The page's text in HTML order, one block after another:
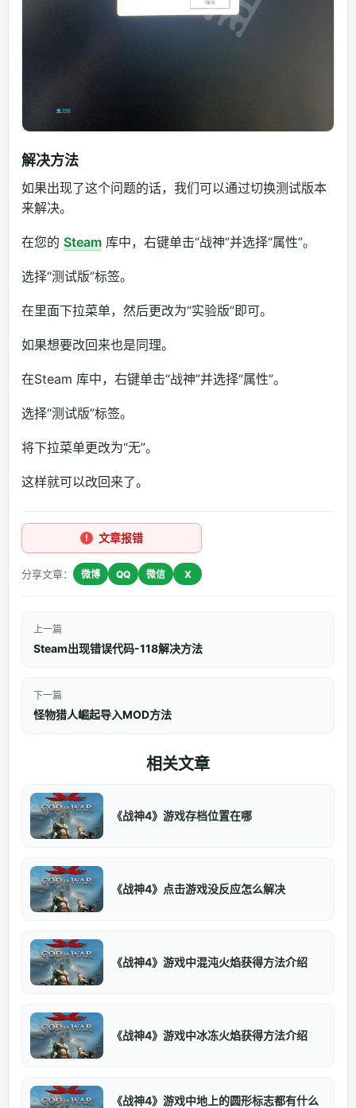
解决方法
如果出现了这个问题的话，我们可以通过切换测试版本
来解决。
在您的 Steam 库中，右键单击“战神”并选择“属性”。
选择“测试版”标签。
在里面下拉菜单，然后更改为“实验版”即可。
如果想要改回来也是同理。
在Steam 库中，右键单击“战神”并选择“属性”。
选择“测试版”标签。
将下拉菜单更改为“无”。
这样就可以改回来了。
文章报错
分享文章： 微博 QQ 微信 X
上一篇
Steam出现错误代码-118解决方法
下一篇
怪物猎人崛起导入MOD方法
相关文章
《战神4》游戏存档位置在哪
《战神4》点击游戏没反应怎么解决
《战神4》游戏中混沌火焰获得方法介绍
《战神4》游戏中冰冻火焰获得方法介绍
《战神4》游戏中地上的圆形标志都有什么